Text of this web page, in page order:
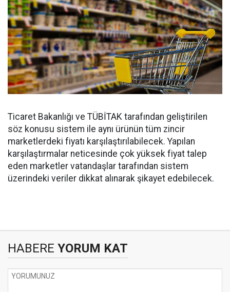
Ticaret Bakanlığı ve TÜBİTAK tarafından geliştirilen
söz konusu sistem ile aynı ürünün tüm zincir
marketlerdeki fiyatı karşılaştırılabilecek. Yapılan
karşılaştırmalar neticesinde çok yüksek fiyat talep
eden marketler vatandaşlar tarafından sistem
üzerindeki veriler dikkat alınarak şikayet edebilecek.
HABERE YORUM KAT